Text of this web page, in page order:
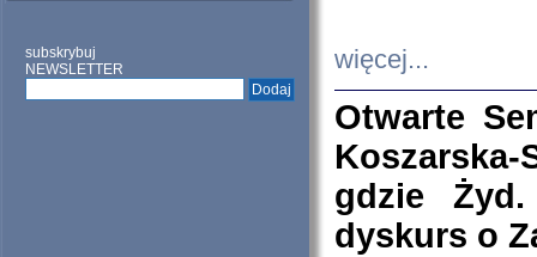
subskrybuj
NEWSLETTER
więcej...
Otwarte
Koszarska-
gdzie
dyskurs o